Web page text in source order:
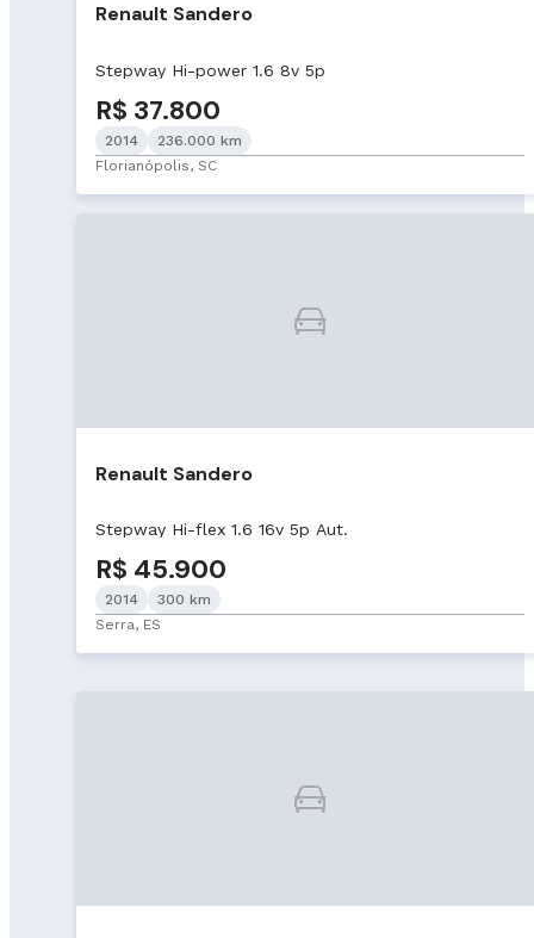
Renault Sandero
Stepway Hi-power 1.6 8v 5p
R$ 37.800
2014
236.000 km
Florianópolis, SC
Renault Sandero
Stepway Hi-flex 1.6 16v 5p Aut.
R$ 45.900
2014
300 km
Serra, ES